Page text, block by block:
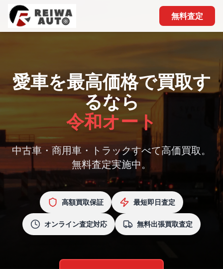
無料査定
愛車を最高価格で買取す
るなら
令和オート
中古車・商用車・トラックすべて高価買取。
無料査定実施中。
高額買取保証 最短即日査定
オンライン査定対応 無料出張買取査定